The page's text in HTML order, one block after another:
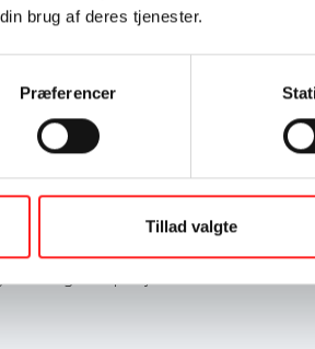
brug af deres tjenester.
Præferencer
Tillad valgte
De skal arbejde med en konkret
under FN’s verdensmål 12. Som
artikler, som eleverne kan bruge som
sig til finalen skal dyste om at blive
som vil finde både en vinder af
500 elever i 2024 og materialet vil blive
på hjemmesiden